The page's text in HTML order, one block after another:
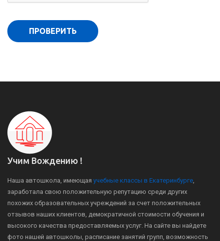
ПРОВЕРИТЬ
Учим Вождению !
Наша автошкола, имеющая учебные классы в Екатеринбурге,
заработала свою положительную репутацию среди других
похожих образовательных учреждений за счет положительных
отзывов наших клиентов, демократичной стоимости обучения и
высокого качества предоставляемых услуг. На сайте вы найдете
фото нашей автошколы, расписание занятий групп, возможность